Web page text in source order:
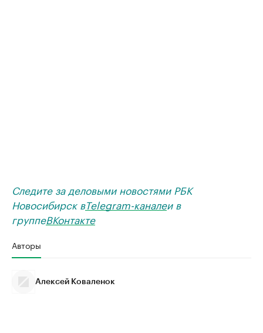
Следите за деловыми новостями РБК
Новосибирск вTelegram-каналеи в
группеВКонтакте
Авторы
Алексей Коваленок